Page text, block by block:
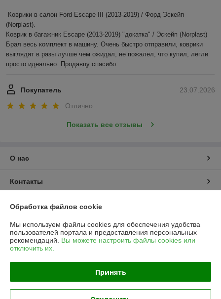
Коврики в салон Ford Escape III (2013-2019) / Форд Эскейп
(Norplast).
Коврик в багажник Escape (2013-2019) "докатка" / Эскейп (Norplast)
Брал весь комплект в машину. Очень быстро отправили, коврики
выглядят в разы лучше чем ожидал, не пожалел, что купил, легли
просто идеально. Продавцу спасибо.
23.07.2026
Покупатель
Отлично
Показать все отзывы
О нас
Контакты
Доставка и оплата
График работы
Полная версия сайта
Политика обработки cookies
Сайт создан на платформе Deal.by
Обработка файлов cookie
Мы используем файлы cookies для обеспечения удобства
пользователей портала и предоставления персональных
рекомендаций. Вы можете настроить файлы cookies или
отключить их.
Принять